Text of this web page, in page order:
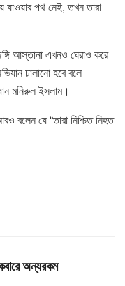
যাওয়ার পথ নেই, তখন তারা
আস্তানা এখনও ঘেরাও করে
চালানো হবে বলে
মনিরুল ইসলাম।
বলেন যে “তারা নিশ্চিত নিহত
অন্যরকম